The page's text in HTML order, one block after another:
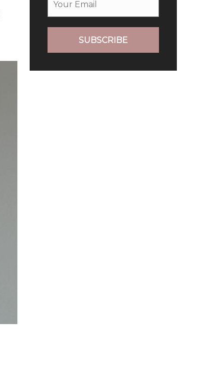
SUBSCRIBE